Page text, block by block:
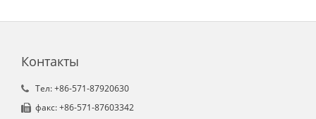
Контакты
Tел: +86-571-87920630
факс: +86-571-87603342